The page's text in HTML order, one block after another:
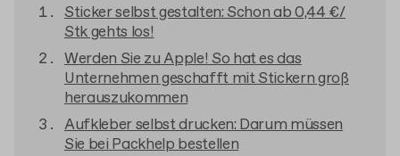
Sticker selbst gestalten: Schon ab 0,44 €/
Stk gehts los!
Werden Sie zu Apple! So hat es das
Unternehmen geschafft mit Stickern groß
herauszukommen
Aufkleber selbst drucken: Darum müssen
Sie bei Packhelp bestellen